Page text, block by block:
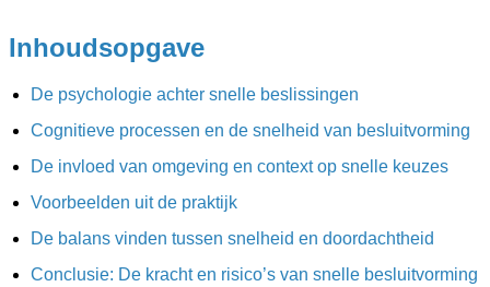
Inhoudsopgave
De psychologie achter snelle beslissingen
Cognitieve processen en de snelheid van besluitvorming
De invloed van omgeving en context op snelle keuzes
Voorbeelden uit de praktijk
De balans vinden tussen snelheid en doordachtheid
Conclusie: De kracht en risico’s van snelle besluitvorming